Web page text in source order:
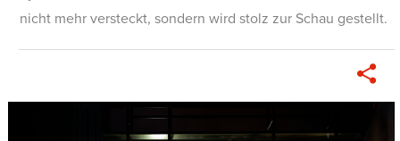
nicht mehr versteckt, sondern wird stolz zur Schau gestellt.